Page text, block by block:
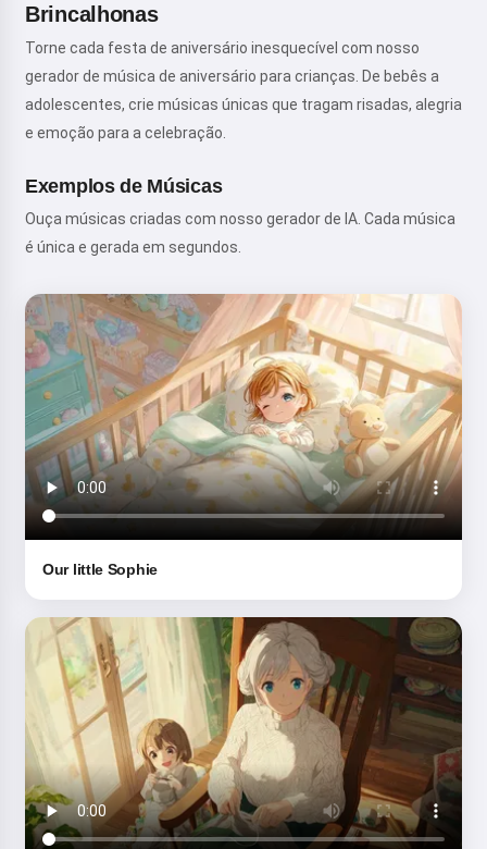
Brincalhonas
Torne cada festa de aniversário inesquecível com nosso
gerador de música de aniversário para crianças. De bebês a
adolescentes, crie músicas únicas que tragam risadas, alegria
e emoção para a celebração.
Exemplos de Músicas
Ouça músicas criadas com nosso gerador de IA. Cada música
é única e gerada em segundos.
Our little Sophie
Oi! Eu sou a Storiko 👋
Eu conto histórias mágicas para
dormir para seus filhos 🌟
Leia uma história
Serviço,Política de Privacidade